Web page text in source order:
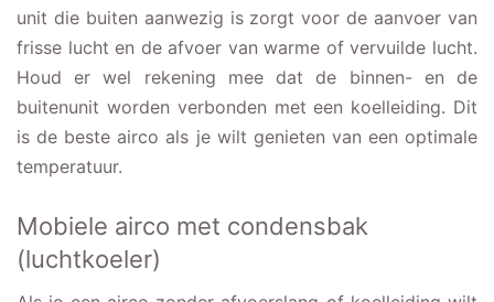
unit die buiten aanwezig is zorgt voor de aanvoer van
frisse lucht en de afvoer van warme of vervuilde lucht.
Houd er wel rekening mee dat de binnen- en de
buitenunit worden verbonden met een koelleiding. Dit
is de beste airco als je wilt genieten van een optimale
temperatuur.
Mobiele airco met condensbak
(luchtkoeler)